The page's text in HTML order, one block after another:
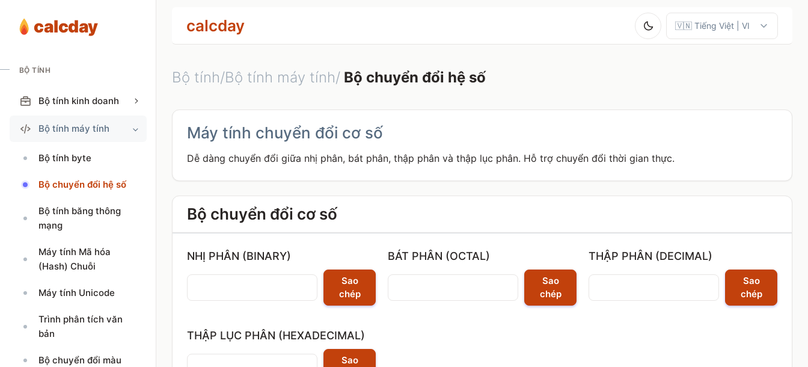
calcday
BỘ TÍNH
Bộ tính kinh doanh
Bộ tính máy tính
Bộ tính byte
Bộ chuyển đổi hệ số
Bộ tính băng thông
mạng
Máy tính Mã hóa
(Hash) Chuỗi
Máy tính Unicode
Trình phân tích văn
bản
Bộ chuyển đổi màu
calcday
Bộ tính/Bộ tính máy tính/ Bộ chuyển đổi hệ số
Máy tính chuyển đổi cơ số
Dễ dàng chuyển đổi giữa nhị phân, bát phân, thập phân và thập lục phân. Hỗ trợ chuyển đổi thời gian thực.
Bộ chuyển đổi cơ số
NHỊ PHÂN (BINARY)
Sao
chép
BÁT PHÂN (OCTAL)
Sao
chép
THẬP PHÂN (DECIMAL)
Sao
chép
THẬP LỤC PHÂN (HEXADECIMAL)
Sao